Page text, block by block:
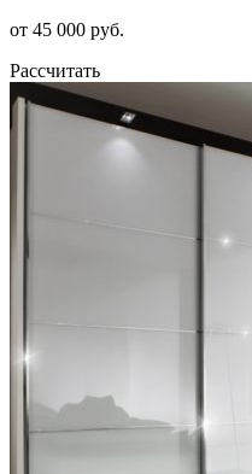
от 45 000 руб.
Рассчитать